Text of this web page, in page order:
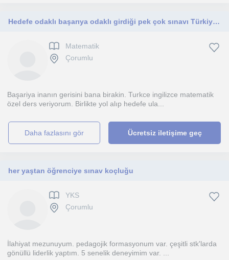
Hedefe odaklı başarıya odaklı girdiği pek çok sınavı Türkiye derecesi yaparak kazanmış bir insan.
Matematik
Çorumlu
Başariya inanın gerisini bana birakin. Turkce ingilizce matematik
özel ders veriyorum. Birlikte yol alıp hedefe ula...
daha fazlasını gör Ücretsiz iletişime geç
her yaştan öğrenciye sınav koçluğu
YKS
Çorumlu
İlahiyat mezunuyum. pedagojik formasyonum var. çeşitli stk'larda
gönüllü liderlik yaptım. 5 senelik deneyimim var. ...